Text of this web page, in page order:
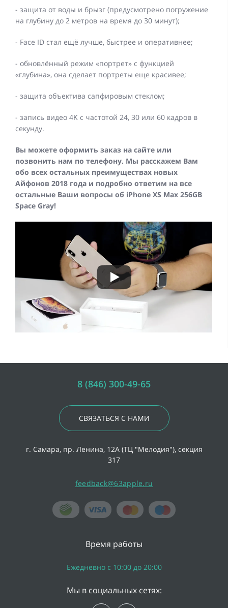
- защита от воды и брызг (предусмотрено погружение
на глубину до 2 метров на время до 30 минут);
- Face ID стал ещё лучше, быстрее и оперативнее;
- обновлённый режим «портрет» с функцией
«глубина», она сделает портреты еще красивее;
- защита объектива сапфировым стеклом;
- запись видео 4K с частотой 24, 30 или 60 кадров в
секунду.
Вы можете оформить заказ на сайте или
позвонить нам по телефону. Мы расскажем Вам
обо всех остальных преимуществах новых
Айфонов 2018 года и подробно ответим на все
остальные Ваши вопросы об iPhone XS Max 256GB
Space Gray!
8 (846) 300-49-65
СВЯЗАТЬСЯ С НАМИ
г. Самара, пр. Ленина, 12А (ТЦ "Мелодия"), секция
317
feedback@63apple.ru
Время работы
Ежедневно с 10:00 до 20:00
Мы в социальных сетях: